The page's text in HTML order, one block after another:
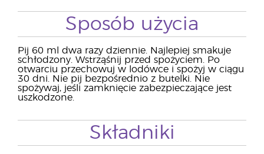
Sposób użycia
Pij 60 ml dwa razy dziennie. Najlepiej smakuje
schłodzony. Wstrząśnij przed spożyciem. Po
otwarciu przechowuj w lodówce i spożyj w ciągu
30 dni. Nie pij bezpośrednio z butelki. Nie
spożywaj, jeśli zamknięcie zabezpieczające jest
uszkodzone.
Składniki